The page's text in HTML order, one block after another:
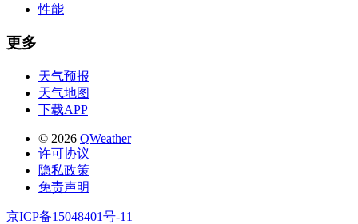
性能
更多
天气预报
天气地图
下载APP
© 2026 QWeather
许可协议
隐私政策
免责声明
京ICP备15048401号-11